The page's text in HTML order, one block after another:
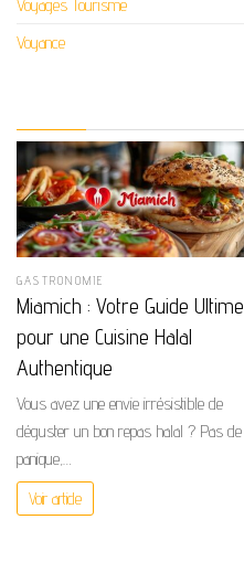
Voyages Tourisme
Voyance
GASTRONOMIE
Miamich : Votre Guide Ultime
pour une Cuisine Halal
Authentique
Vous avez une envie irrésistible de
déguster un bon repas halal ? Pas de
panique,…
Voir article